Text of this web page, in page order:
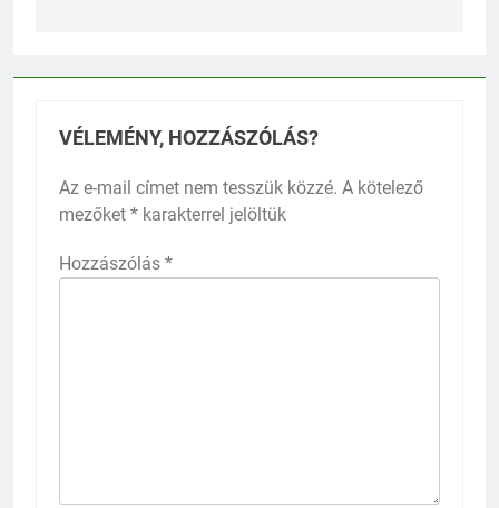
VÉLEMÉNY, HOZZÁSZÓLÁS?
Az e-mail címet nem tesszük közzé. A kötelező
mezőket * karakterrel jelöltük
Hozzászólás *